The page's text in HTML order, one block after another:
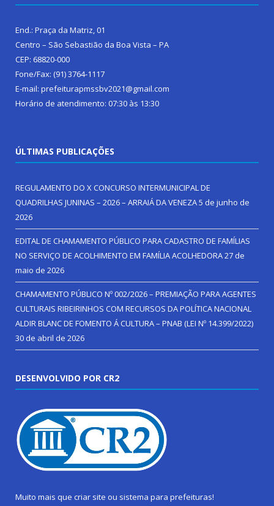
End.: Praça da Matriz, 01
Centro – São Sebastião da Boa Vista – PA
CEP: 68820-000
Fone/Fax: (91) 3764-1117
E-mail: prefeiturapmssbv2021@gmail.com
Horário de atendimento: 07:30 às 13:30
ÚLTIMAS PUBLICAÇÕES
REGULAMENTO DO X CONCURSO INTERMUNICIPAL DE
QUADRILHAS JUNINAS – 2026 – ARRAIÁ DA VENEZA5 de junho de
2026
EDITAL DE CHAMAMENTO PÚBLICO PARA CADASTRO DE FAMÍLIAS
NO SERVIÇO DE ACOLHIMENTO EM FAMÍLIA ACOLHEDORA27 de
maio de 2026
CHAMAMENTO PÚBLICO Nº 002/2026 – PREMIAÇÃO PARA AGENTES
CULTURAIS RIBEIRINHOS COM RECURSOS DA POLÍTICA NACIONAL
ALDIR BLANC DE FOMENTO Á CULTURA – PNAB (LEI Nº 14.399/2022)
30 de abril de 2026
DESENVOLVIDO POR CR2
Muito mais que criar site ou sistema para prefeituras!